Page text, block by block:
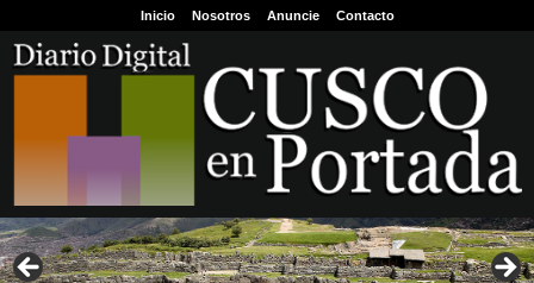
Inicio Nosotros Anuncie Contacto